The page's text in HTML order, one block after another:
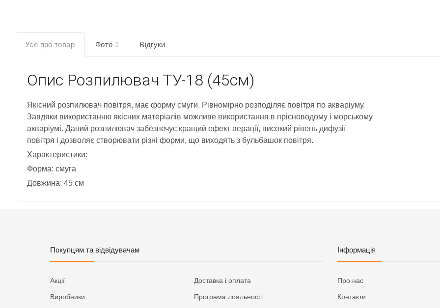
Усе про товар Фото 1 Відгуки
Опис Розпилювач ТУ-18 (45см)
Якісний розпилювач повітря, має форму смуги. Рівномірно розподіляє повітря по акваріуму.
Завдяки використанню якісних матеріалів можливе використання в прісноводому і морському
акваріумі. Даний розпилювач забезпечує кращий ефект аерації, високий рівень дифузії
повітря і дозволяє створювати різні форми, що виходять з бульбашок повітря.
Характеристики:
Форма: смуга
Довжина: 45 см
Покупцям та відвідувачам
Акції
Виробники
Доставка і оплата
Програма лояльності
Інформація
Про нас
Контакти